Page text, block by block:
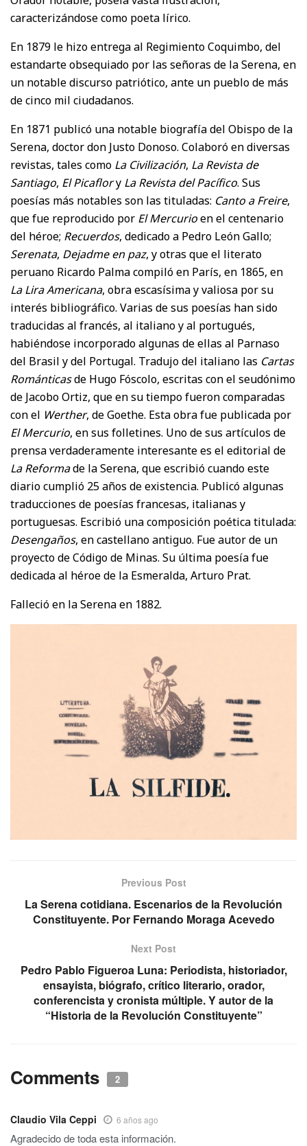
caracterizándose como poeta lírico.
En 1879 le hizo entrega al Regimiento Coquimbo, del
estandarte obsequiado por las señoras de la Serena, en
un notable discurso patriótico, ante un pueblo de más
de cinco mil ciudadanos.
En 1871 publicó una notable biografía del Obispo de la
Serena, doctor don Justo Donoso. Colaboró en diversas
revistas, tales como La Civilización, La Revista de
Santiago, El Picaflory La Revista del Pacífico. Sus
poesías más notables son las tituladas: Canto a Freire,
que fue reproducido por El Mercurioen el centenario
del héroe; Recuerdos, dedicado a Pedro León Gallo;
Serenata, Dejadme en paz, y otras que el literato
peruano Ricardo Palma compiló en París, en 1865, en
La LiraAmericana, obra escasísima y valiosa por su
interés bibliográfico. Varias de sus poesías han sido
traducidas al francés, al italiano y al portugués,
habiéndose incorporado algunas de ellas al Parnaso
del Brasil y del Portugal. Tradujo del italiano las Cartas
Románticasde Hugo Fóscolo, escritas con el seudónimo
de Jacobo Ortiz, que en su tiempo fueron comparadas
con el Werther, de Goethe. Esta obra fue publicada por
El Mercurio, en sus folletines. Uno de sus artículos de
prensa verdaderamente interesante es el editorial de
La Reformade la Serena, que escribió cuando este
diario cumplió 25 años de existencia. Publicó algunas
traducciones de poesías francesas, italianas y
portuguesas. Escribió una composición poética titulada:
Desengaños, en castellano antiguo. Fue autor de un
proyecto de Código de Minas. Su última poesía fue
dedicada al héroe de la Esmeralda, Arturo Prat.
Falleció en la Serena en 1882.
Previous Post
La Serena cotidiana. Escenarios de la Revolución
Constituyente. Por Fernando Moraga Acevedo
Next Post
Pedro Pablo Figueroa Luna: Periodista, historiador,
ensayista, biógrafo, crítico literario, orador,
conferencista y cronista múltiple. Y autor de la
“Historia de la Revolución Constituyente”
Comments 2
Claudio Vila Ceppi 6 años ago
Agradecido de toda esta información.